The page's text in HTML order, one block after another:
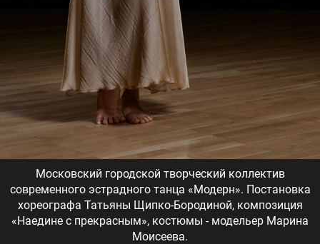
Московский городской творческий коллектив
современного эстрадного танца «Модерн». Постановка
хореографа Татьяны Щипко-Бородиной, композиция
«Наедине с прекрасным», костюмы - модельер Марина
Моисеева.